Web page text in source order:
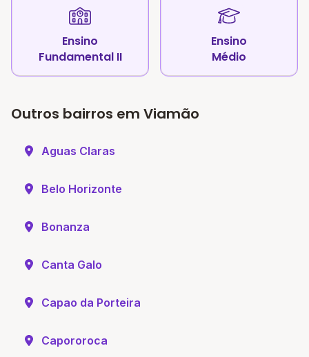
Ensino
Fundamental II
Ensino
Médio
Outros bairros em Viamão
Aguas Claras
Belo Horizonte
Bonanza
Canta Galo
Capao da Porteira
Capororoca